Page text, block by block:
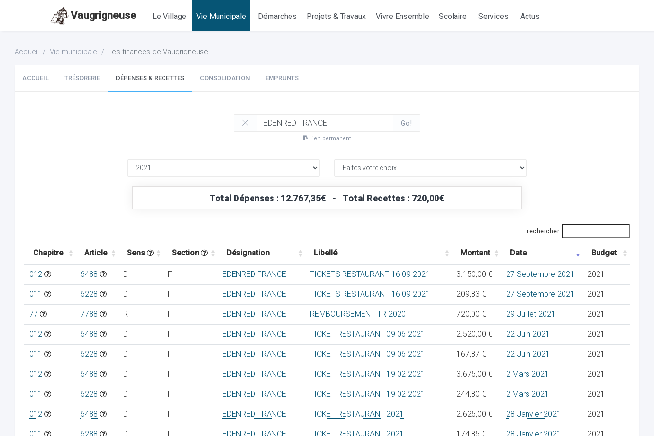
Vaugrigneuse Le Village Vie Municipale Démarches Projets & Travaux Vivre Ensemble Scolaire Services Actus
Accueil Vie municipale Les finances de Vaugrigneuse
ACCUEIL TRÉSORERIE DÉPENSES & RECETTES CONSOLIDATION EMPRUNTS
Go!
Lien permanent
Total Dépenses : 12.767,35€ - Total Recettes : 720,00€
rechercher
Chapitre Article Sens Section Désignation Libellé Montant Date Budget
012 6488 D F EDENRED FRANCE TICKETS RESTAURANT 16 09 2021 3.150,00 € 27 Septembre 2021 2021
011 6228 D F EDENRED FRANCE TICKETS RESTAURANT 16 09 2021 209,83 € 27 Septembre 2021 2021
77 7788 R F EDENRED FRANCE REMBOURSEMENT TR 2020 720,00 € 29 Juillet 2021 2021
012 6488 D F EDENRED FRANCE TICKET RESTAURANT 09 06 2021 2.520,00 € 22 Juin 2021 2021
011 6228 D F EDENRED FRANCE TICKET RESTAURANT 09 06 2021 167,87 € 22 Juin 2021 2021
012 6488 D F EDENRED FRANCE TICKET RESTAURANT 19 02 2021 3.675,00 € 2 Mars 2021 2021
011 6228 D F EDENRED FRANCE TICKET RESTAURANT 19 02 2021 244,80 € 2 Mars 2021 2021
012 6488 D F EDENRED FRANCE TICKET RESTAURANT 2021 2.625,00 € 28 Janvier 2021 2021
011 6288 D F EDENRED FRANCE TICKET RESTAURANT 2021 174,85 € 28 Janvier 2021 2021